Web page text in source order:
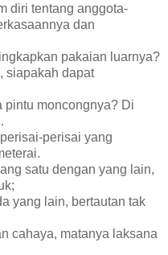
diri tentang anggota-
dan
pakaian luarnya?
siapakah dapat
pintu moncongnya? Di
perisai yang
satu dengan yang lain,
yang lain, bertautan tak
cahaya, matanya laksana